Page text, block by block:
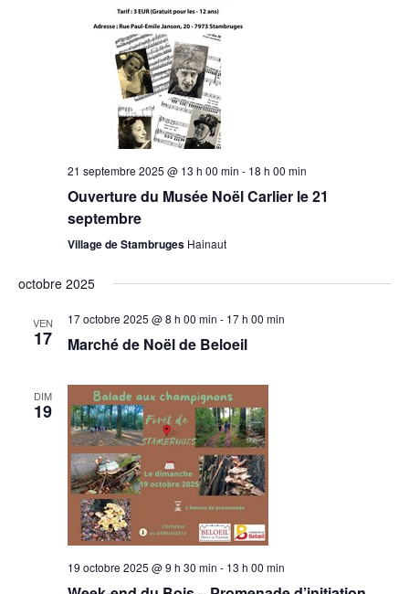
21 septembre 2025 @ 13 h 00 min - 18 h 00 min
Ouverture du Musée Noël Carlier le 21
septembre
Village de Stambruges Hainaut
octobre 2025
VEN
17
17 octobre 2025 @ 8 h 00 min - 17 h 00 min
Marché de Noël de Beloeil
DIM
19
19 octobre 2025 @ 9 h 30 min - 13 h 00 min